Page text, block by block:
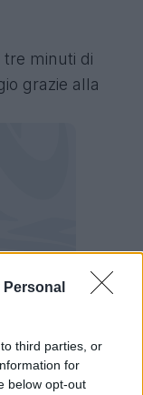
third parties, or
for
below opt-out
tre minuti di
grazie alla
del secondo